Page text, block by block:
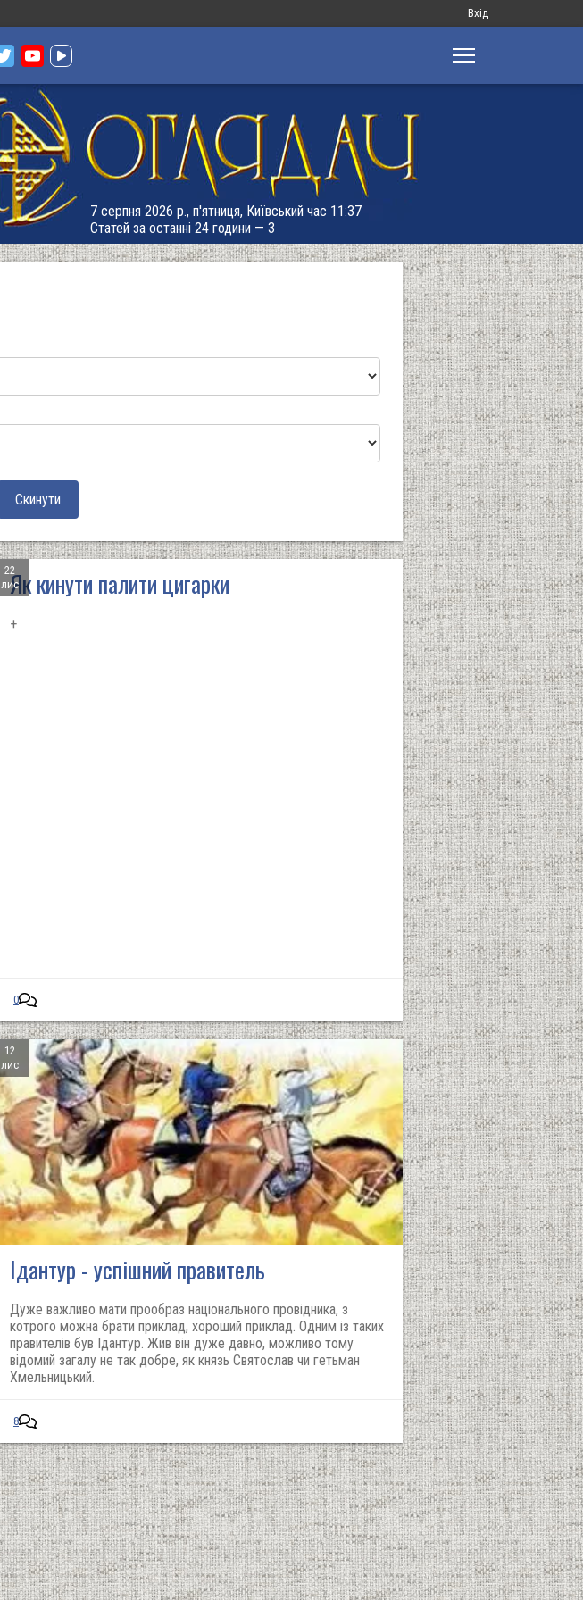
Меню
запису
Вхід
7 серпня 2026 р., п'ятниця, Київський час 11:37
Статей за останні 24 години — 3
22
лисЯк кинути палити цигарки
+
0
12
лис
Ідантур - успішний правитель
Дуже важливо мати прообраз національного провідника, з
котрого можна брати приклад, хороший приклад. Одним із таких
правителів був Ідантур. Жив він дуже давно, можливо тому
відомий загалу не так добре, як князь Святослав чи гетьман
Хмельницький.
8